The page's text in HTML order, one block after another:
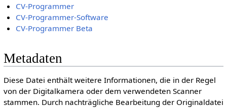
CV-Programmer
CV-Programmer-Software
CV-Programmer Beta
Metadaten
Diese Datei enthält weitere Informationen, die in der Regel
von der Digitalkamera oder dem verwendeten Scanner
stammen. Durch nachträgliche Bearbeitung der Originaldatei